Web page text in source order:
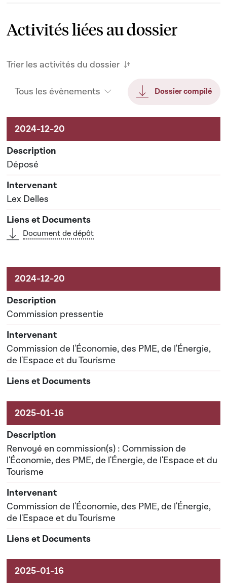
Activités liées au dossier
Trier les activités du dossier
Tous les évènements Dossier compilé
Activités liées au dossier
Déposé
Lex Delles
Document de dépôt
Commission pressentie
Commission de l'Économie, des PME, de l'Énergie,
de l'Espace et du Tourisme
Renvoyé en commission(s) : Commission de
l'Économie, des PME, de l'Énergie, de l'Espace et du
Tourisme
Commission de l'Économie, des PME, de l'Énergie,
de l'Espace et du Tourisme